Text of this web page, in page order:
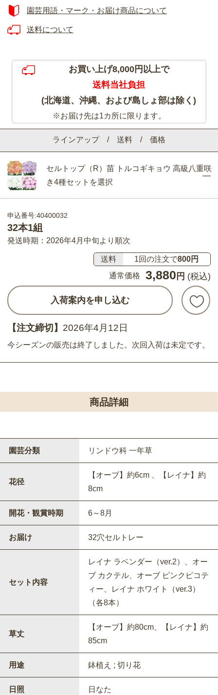
ラインアップ / 送料 / 価格
セルトップ（R）苗 トルコギキョウ 高級八重咲
き4種セットを選択
申込番号:40400032
32本1組
発送時期：2026年4月中旬より順次
送料 1回の注文で800円
通常価格
3,880 円 (税込)
入荷案内を申し込む
【注文締切】 2026年4月12日
今シーズンの販売は終了しました。次回入荷は未定です。
園芸用語・マーク・お届け商品について
送料について
お買い上げ8,000円以上で
送料当社負担
(北海道、沖縄、および島しょ部は除く)
※お届け先は1カ所に限ります。
商品詳細
園芸分類 リンドウ科 一年草
花径
【オーブ】約6cm 、【レイナ】約
8cm
開花・観賞時期 6～8月
お届け 32穴セルトレー
セット内容
レイナ ラベンダー（ver.2）、オー
ブ カクテル、オーブ ピンクピコテ
ィー、レイナ ホワイト（ver.3）
（各8本）
草丈
【オーブ】約80cm、【レイナ】約
85cm
用途 鉢植え ; 切り花
日照 日なた